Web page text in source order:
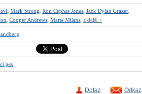
Mark Strong Ron Cephas Jones Jack Dylan Grazer
Cooper Andrews Marta Milans a další >
pes
Dotaz Odkaz